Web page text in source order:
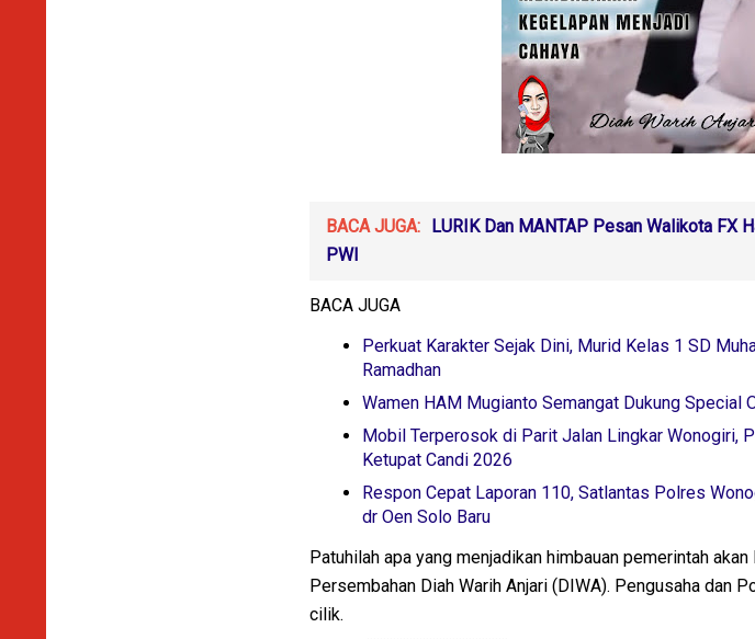
BACA JUGA: LURIK Dan MANTAP Pesan Walikota FX
PWI
BACA JUGA
Perkuat Karakter Sejak Dini, Murid Kelas 1 SD
Ramadhan
Wamen HAM Mugianto Semangat Dukung Special
Mobil Terperosok di Parit Jalan Lingkar Wonogiri,
Ketupat Candi 2026
Respon Cepat Laporan 110, Satlantas Polres
dr Oen Solo Baru
Patuhilah apa yang menjadikan himbauan pemerintah
Persembahan Diah Warih Anjari (DIWA). Pengusaha dan
cilik.